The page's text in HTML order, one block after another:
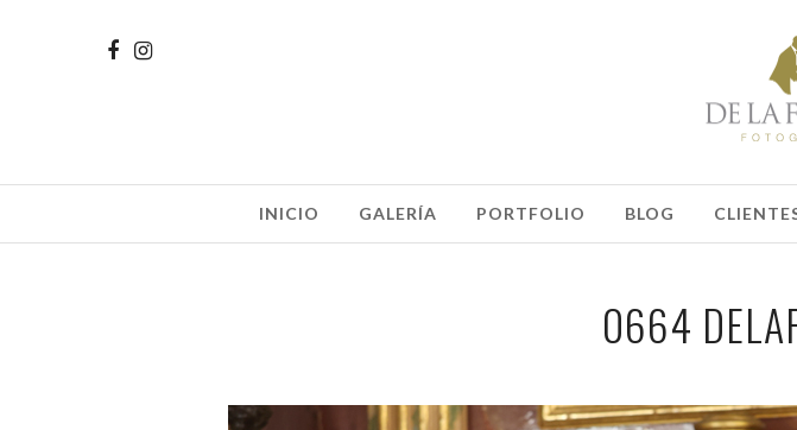
INICIO GALERÍA PORTFOLIO BLOG
0664